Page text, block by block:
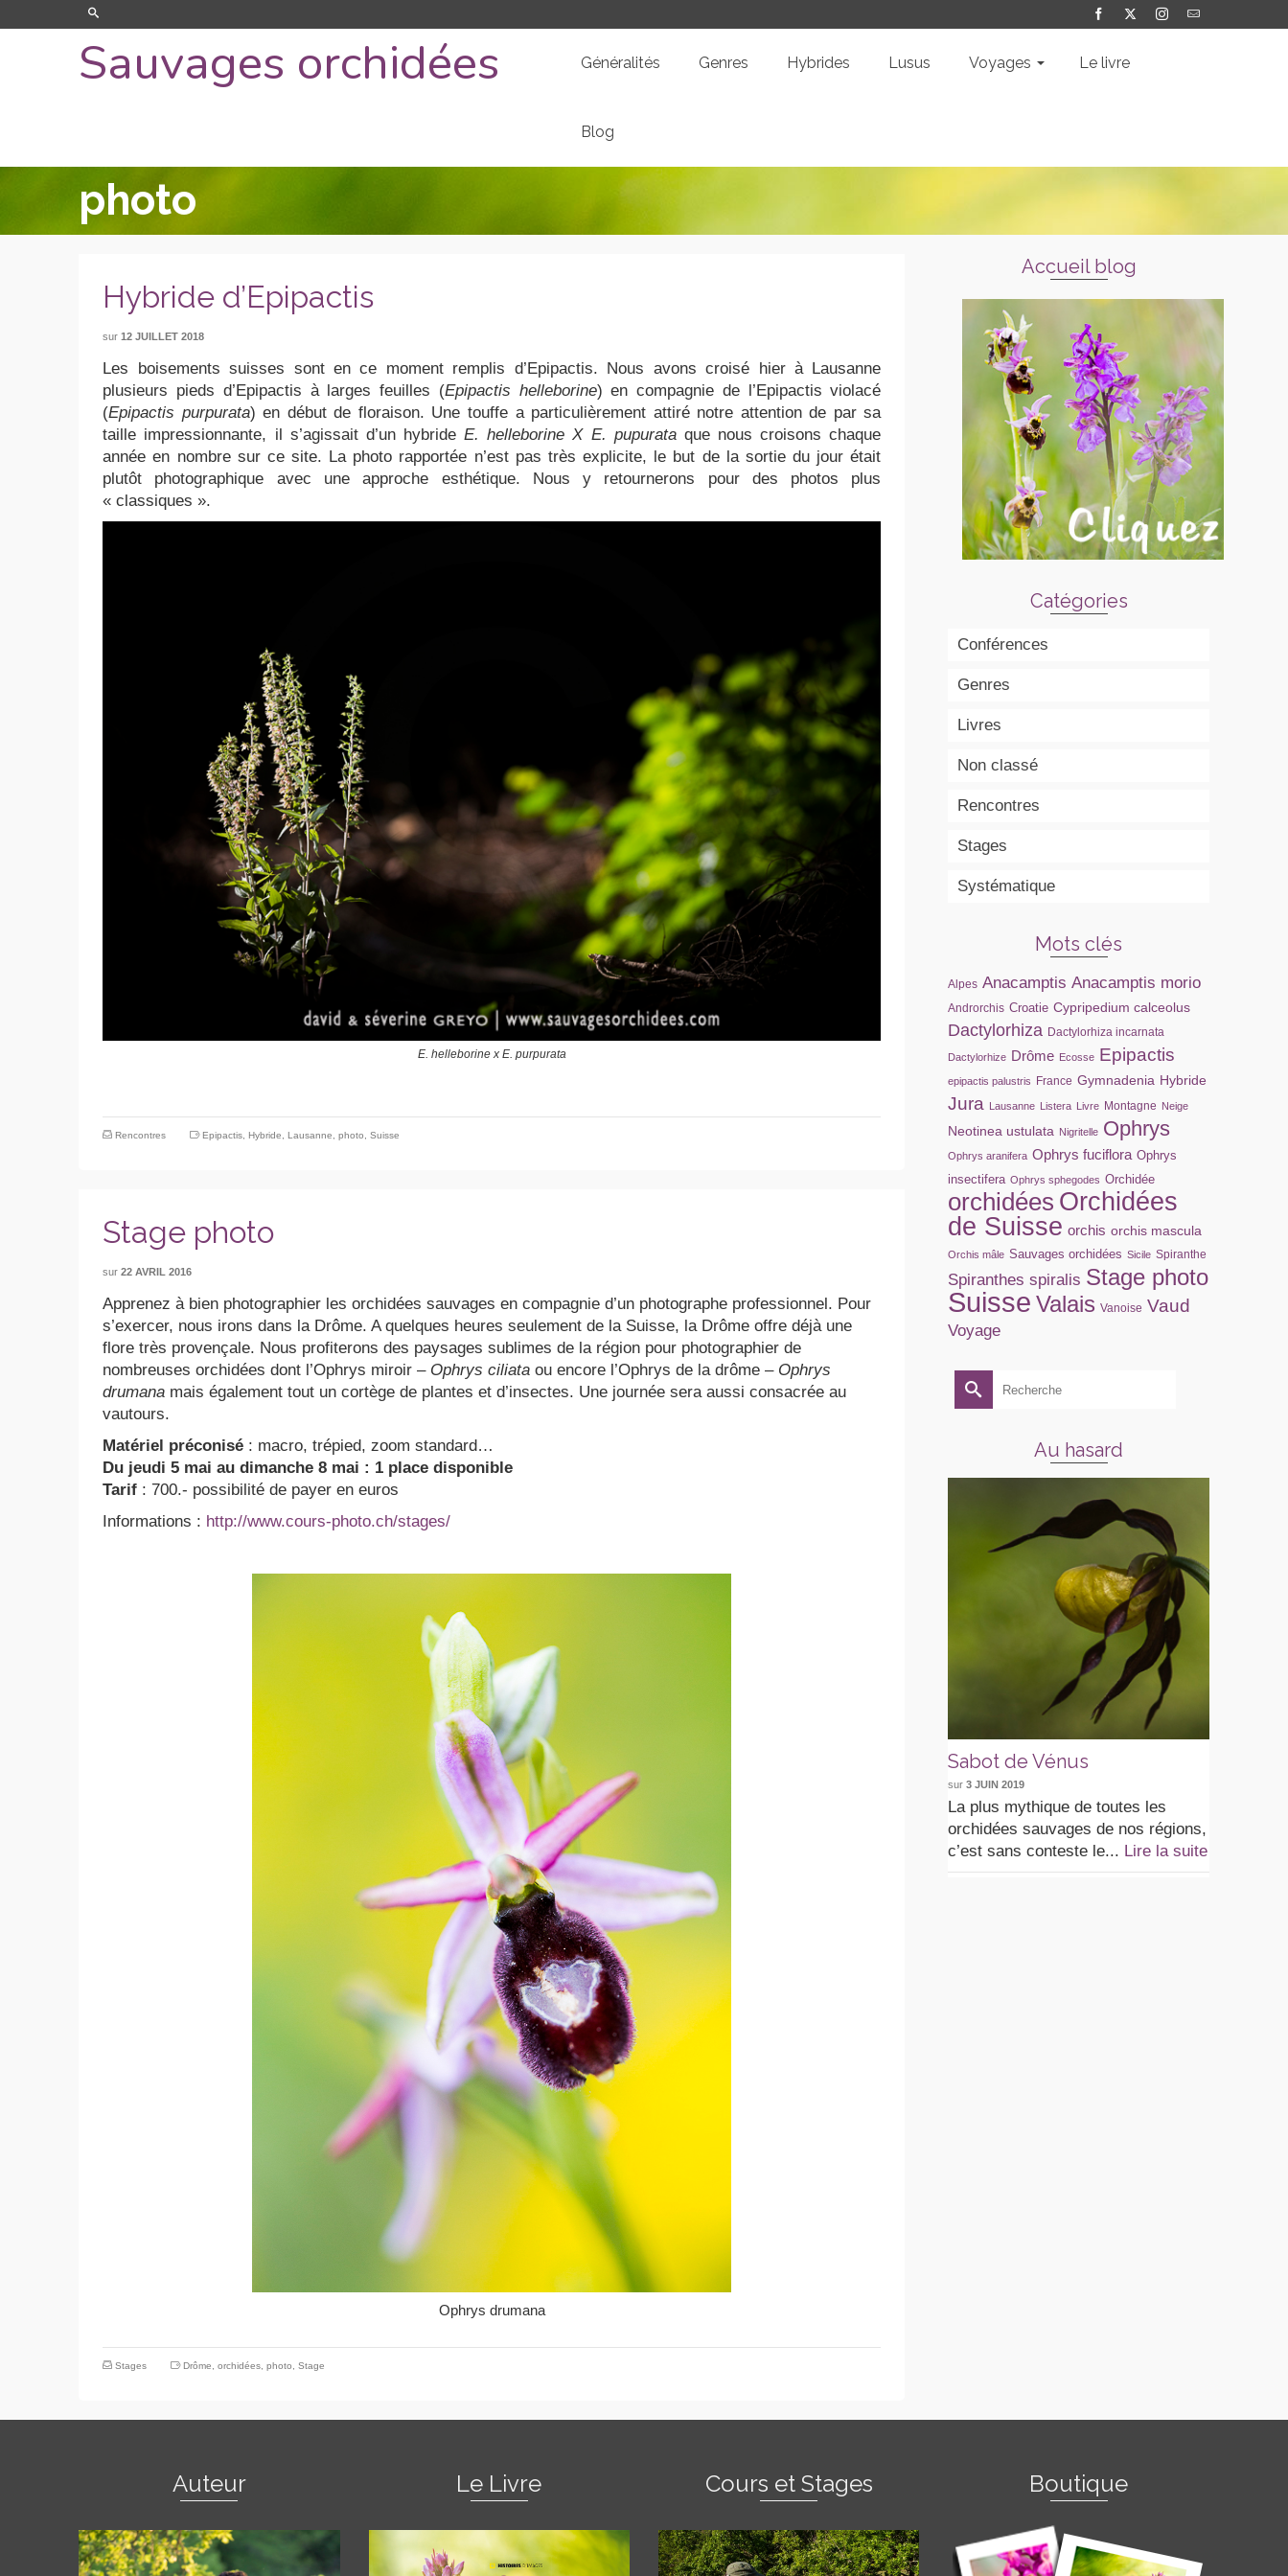
Sauvages orchidées Généralités Genres Hybrides Lusus Voyages Le livre
Blog
photo
Hybride d’Epipactis
sur12 JUILLET 2018
Les boisements suisses sont en ce moment remplis d’Epipactis. Nous avons croisé hier à Lausanne
plusieurs pieds d’Epipactis à larges feuilles (Epipactis helleborine) en compagnie de l’Epipactis violacé
(Epipactis purpurata) en début de floraison. Une touffe a particulièrement attiré notre attention de par sa
taille impressionnante, il s’agissait d’un hybrideE. helleborine X E. pupurataque nous croisons chaque
année en nombre sur ce site. La photo rapportée n’est pas très explicite, le but de la sortie du jour était
plutôt photographique avec une approche esthétique. Nous y retournerons pour des photos plus
« classiques ».
E. helleborine x E. purpurata
Rencontres Epipactis ,Hybride ,Lausanne ,photo ,Suisse
Stage photo
sur22 AVRIL 2016
Apprenez à bien photographier les orchidées sauvages en compagnie d’un photographe professionnel. Pour
s’exercer, nous irons dans la Drôme. A quelques heures seulement de la Suisse, la Drôme offre déjà une
flore très provençale. Nous profiterons des paysages sublimes de la région pour photographier de
nombreuses orchidées dont l’Ophrys miroir – Ophrys ciliataou encore l’Ophrys de la drôme –Ophrys
drumana mais également tout un cortège de plantes et d’insectes. Une journée sera aussi consacrée au
vautours.
Matériel préconisé : macro, trépied, zoom standard…
Du jeudi 5 mai au dimanche 8 mai : 1 place disponible
Tarif : 700.- possibilité de payer en euros
Informations : http://www.cours-photo.ch/stages/
Ophrys drumana
Stages Drôme,orchidées,photo,Stage
Accueil blog
Catégories
Conférences
Genres
Livres
Non classé
Rencontres
Stages
Systématique
Mots clés
Alpes Anacamptis Anacamptis morio
Androrchis Croatie Cypripedium calceolus
Dactylorhiza Dactylorhiza incarnata
Dactylorhize Drôme Ecosse Epipactis
epipactis palustris France Gymnadenia Hybride
Jura Lausanne Listera Livre Montagne Neige
Neotinea ustulata Nigritelle Ophrys
Ophrys aranifera Ophrys fuciflora Ophrys
insectifera Ophrys sphegodes Orchidée
orchidées Orchidées
de Suisse orchis orchis mascula
Orchis mâle Sauvages orchidées Sicile Spiranthe
Spiranthes spiralis Stage photo
Suisse Valais Vanoise Vaud
Voyage
Rechercher :
Au hasard
Sabot de Vénus
sur3 JUIN 2019
La plus mythique de toutes les
orchidées sauvages de nos régions,
c’est sans conteste le... Lire la suite
Auteur Le Livre Cours et Stages Boutique